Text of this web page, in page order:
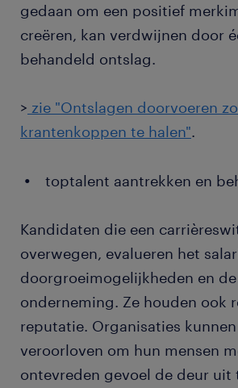
gedaan om een positief
creëren, kan verdwijnen door
behandeld ontslag.
> zie "Ontslagen doorvoeren
krantenkoppen te halen".
toptalent aantrekken en
Kandidaten die een
overwegen, evalueren het
doorgroeimogelijkheden en
onderneming. Ze houden ook
reputatie. Organisaties
veroorloven om hun mensen
ontevreden gevoel de deur uit